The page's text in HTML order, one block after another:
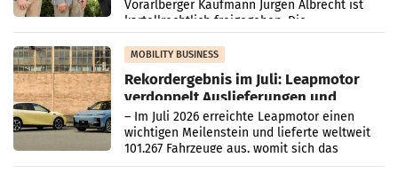
Vorarlberger Kaufmann Jürgen Albrecht ist
kartellrechtlich freigegeben: Die
Bundeswettbewerbsbehörde und der
Bundeskartellanwalt
MOBILITY BUSINESS
Rekordergebnis im Juli: Leapmotor
verdoppelt Auslieferungen und
überschreitet die 100.000er-Marke
– Im Juli 2026 erreichte Leapmotor einen
wichtigen Meilenstein und lieferte weltweit
101.267 Fahrzeuge aus, womit sich das
Ergebnis gegenüber Juli 2025 mehr als